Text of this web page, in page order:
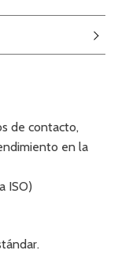
de contacto,
en la
ISO)